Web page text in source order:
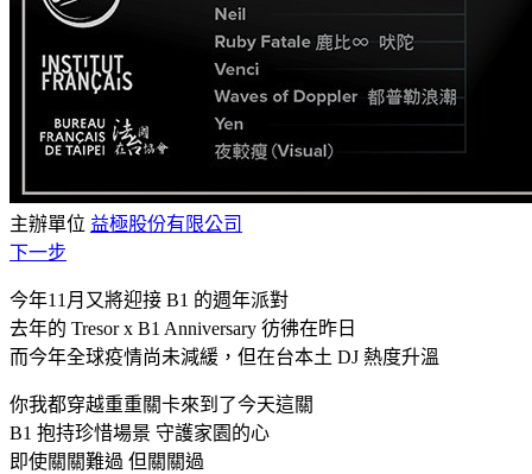
主辦單位 益極股份有限公司
下一步
今年11月又將迎接 B1 的週年派對
去年的 Tresor x B1 Anniversary 彷彿在昨日
而今年全球疫情尚未減緩，但在台本土 DJ 熱度升溫
你我都穿越重重關卡來到了今天這關
B1 抱持珍惜場景 守護家園的心
即使關關難過 但關關過